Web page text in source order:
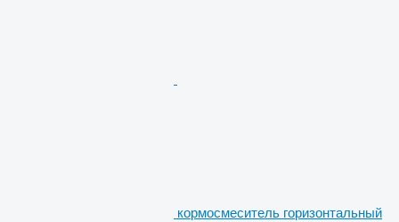
кормосмеситель горизонтальный